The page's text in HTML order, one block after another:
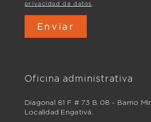
privacidad de datos .
Oficina administrativa
Diagonal 81 F # 73 B 08 - Barrio
Localidad Engativá.